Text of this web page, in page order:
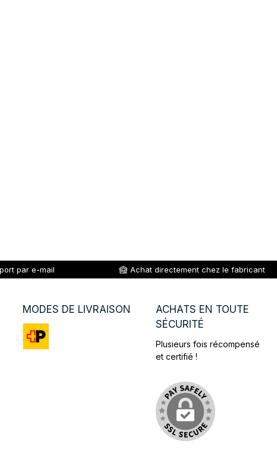
par e-mail Achat directement chez le fabricant
MODES DE LIVRAISON
ACHATS EN TOUTE
SÉCURITÉ
Plusieurs fois récompensé
et certifié !